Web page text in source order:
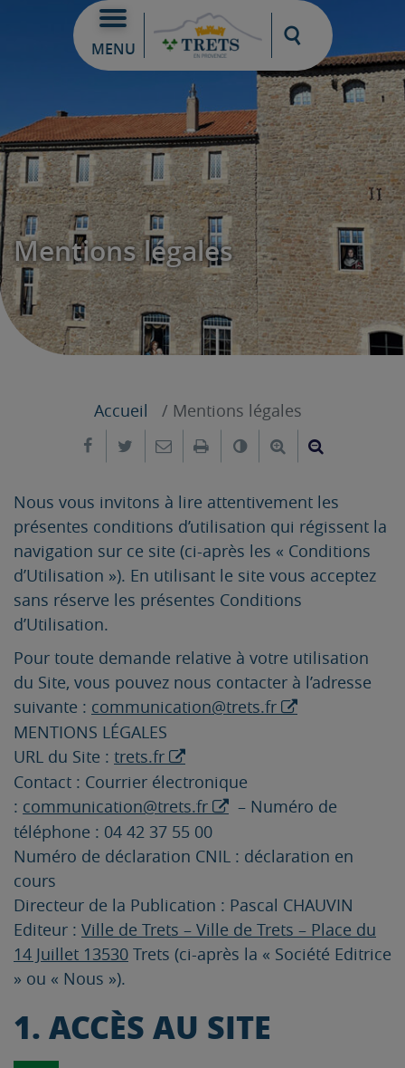
MENU
Moteur de
Mentions légales
Accueil
Mentions légales
Partager sur Facebook
Partager sur Twitter
Envoyer par e-mail
ImprimerChanger leAgrandir le
Nous vous invitons à lire attentivement les
présentes conditions d’utilisation qui régissent la
navigation sur ce site (ci-après les « Conditions
d’Utilisation »). En utilisant le site vous acceptez
sans réserve les présentes Conditions
d’Utilisation.
Pour toute demande relative à votre utilisation
du Site, vous pouvez nous contacter à l’adresse
suivante : communication@trets.fr
MENTIONS LÉGALES
URL du Site : trets.fr
Contact : Courrier électronique
: communication@trets.fr
– Numéro de
téléphone : 04 42 37 55 00
Numéro de déclaration CNIL : déclaration en
cours
Directeur de la Publication : Pascal CHAUVIN
Editeur : Ville de Trets – Ville de Trets – Place du
14 Juillet 13530 Trets (ci-après la « Société Editrice
» ou « Nous »).
1. ACCÈS AU SITE